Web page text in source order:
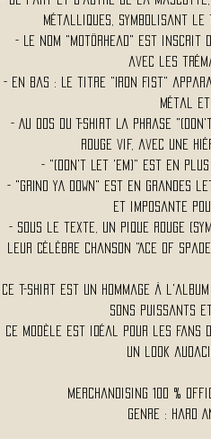
métalliques, symbolisant le
- Le nom "Motörhead" est inscrit
avec les
- En bas : Le titre "Iron Fist"
métal
- Au Dos du T-Shirt La phrase "(Don't
rouge vif, avec une
- "(Don't Let 'Em)" est en
- "GRIND YA DOWN" est en
et imposante
- Sous le texte, un pique rouge
leur célèbre chanson "Ace of
Ce t-shirt est un hommage à l'album
sons puissants
Ce modèle est idéal pour les fans
un look
Merchandising 100 %
Genre : Hard